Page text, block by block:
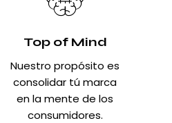
Top of Mind
Nuestro propósito es
consolidar tú marca
en la mente de los
consumidores.